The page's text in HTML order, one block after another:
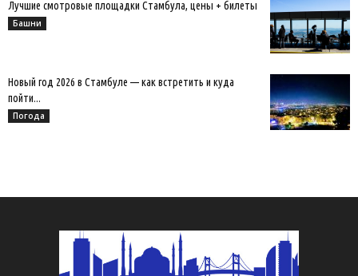
Лучшие смотровые площадки Стамбула, цены + билеты
Башни
Новый год 2026 в Стамбуле — как встретить и куда
пойти...
Погода